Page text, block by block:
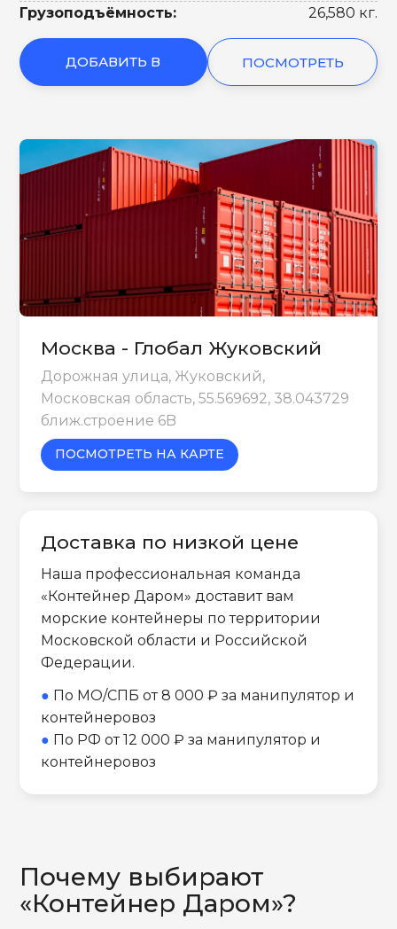
Грузоподъёмность:
26,580 кг.
ДОБАВИТЬ В ПОСМОТРЕТЬ
Москва - Глобал Жуковский
Дорожная улица, Жуковский,
Московская область, 55.569692, 38.043729
ближ.строение 6B
ПОСМОТРЕТЬ НА КАРТЕ
Доставка по низкой цене
Наша профессиональная команда
«Контейнер Даром» доставит вам
морские контейнеры по территории
Московской области и Российской
Федерации.
● По МО/СПБ от 8 000 ₽ за манипулятор и
контейнеровоз
● По РФ от 12 000 ₽ за манипулятор и
контейнеровоз
Почему выбирают
«Контейнер Даром»?